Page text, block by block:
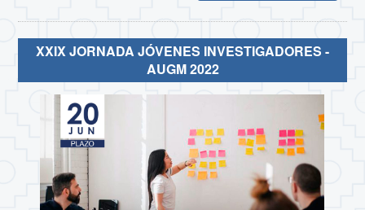
XXIX JORNADA JÓVENES INVESTIGADORES -
AUGM 2022